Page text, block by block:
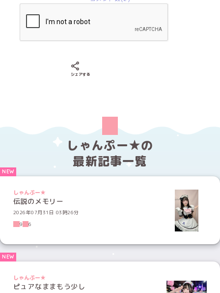
シェアする
しゃんぷー★の
最新記事一覧
しゃんぷー★
伝説のメモリー
2026年07月31日 03時26分
9
6
しゃんぷー★
ピュアなままもう少し